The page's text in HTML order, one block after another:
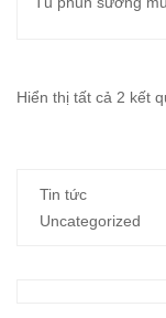
Hiển thị tất cả 2 kết
Tin tức
Uncategorized